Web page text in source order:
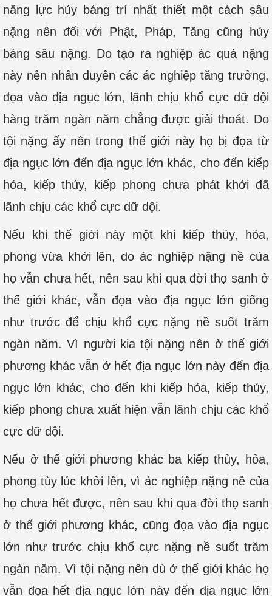
năng lực hủy báng trí nhất thiết một cách sâu
nặng nên đối với Phật, Pháp, Tăng cũng hủy
báng sâu nặng. Do tạo ra nghiệp ác quá nặng
này nên nhân duyên các ác nghiệp tăng trưởng,
đọa vào địa ngục lớn, lãnh chịu khổ cực dữ dội
hàng trăm ngàn năm chẳng được giải thoát. Do
tội nặng ấy nên trong thế giới này họ bị đọa từ
địa ngục lớn đến địa ngục lớn khác, cho đến kiếp
hỏa, kiếp thủy, kiếp phong chưa phát khởi đã
lãnh chịu các khổ cực dữ dội.
Nếu khi thế giới này một khi kiếp thủy, hỏa,
phong vừa khởi lên, do ác nghiệp nặng nề của
họ vẫn chưa hết, nên sau khi qua đời thọ sanh ở
thế giới khác, vẫn đọa vào địa ngục lớn giống
như trước để chịu khổ cực nặng nề suốt trăm
ngàn năm. Vì người kia tội nặng nên ở thế giới
phương khác vẫn ở hết địa ngục lớn này đến địa
ngục lớn khác, cho đến khi kiếp hỏa, kiếp thủy,
kiếp phong chưa xuất hiện vẫn lãnh chịu các khổ
cực dữ dội.
Nếu ở thế giới phương khác ba kiếp thủy, hỏa,
phong tùy lúc khởi lên, vì ác nghiệp nặng nề của
họ chưa hết được, nên sau khi qua đời thọ sanh
ở thế giới phương khác, cũng đọa vào địa ngục
lớn như trước chịu khổ cực nặng nề suốt trăm
ngàn năm. Vì tội nặng nên dù ở thế giới khác họ
vẫn đọa hết địa ngục lớn này đến địa ngục lớn